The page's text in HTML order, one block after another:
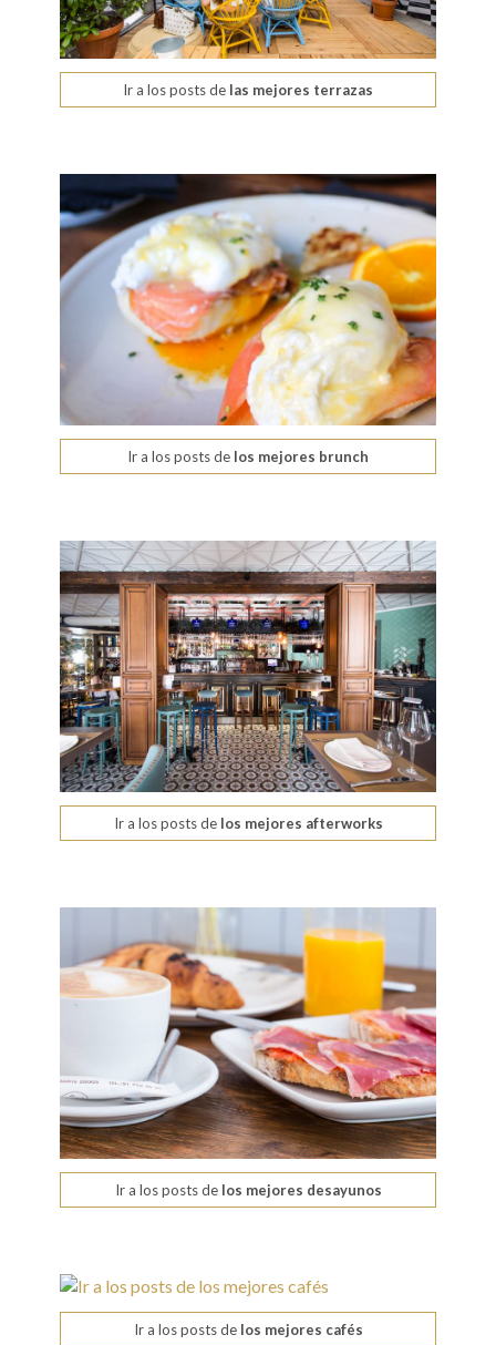
Ir a los posts de las mejores terrazas
Ir a los posts de los mejores brunch
Ir a los posts delos mejores afterworks
Ir a los posts delos mejores desayunos
Ir a los posts delos mejores cafés